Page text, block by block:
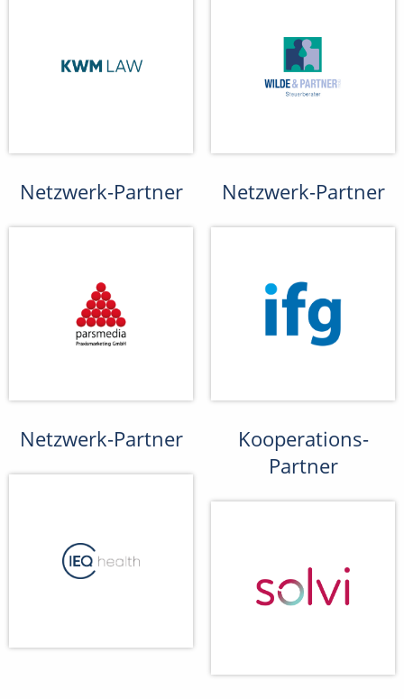
Netzwerk-Partner Netzwerk-Partner
Netzwerk-Partner
Kooperations-
Partner